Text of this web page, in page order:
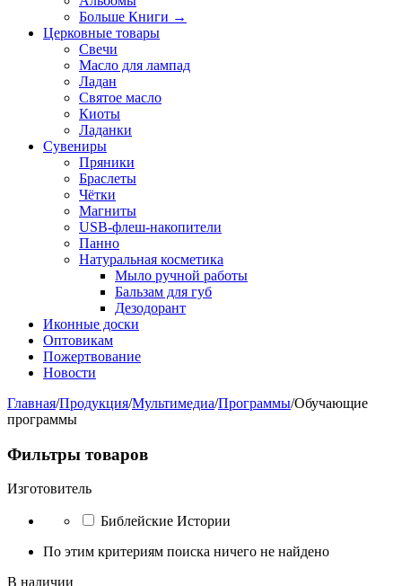
Больше Книги →
Церковные товары
Свечи
Масло для лампад
Ладан
Святое масло
Киоты
Ладанки
Сувениры
Пряники
Браслеты
Чётки
Магниты
USB-флеш-накопители
Панно
Натуральная косметика
Мыло ручной работы
Бальзам для губ
Дезодорант
Иконные доски
Оптовикам
Пожертвование
Новости
Главная/Продукция/Мультимедиа/Программы/Обучающие
программы
Фильтры товаров
Изготовитель
Библейские Истории
По этим критериям поиска ничего не найдено
В наличии